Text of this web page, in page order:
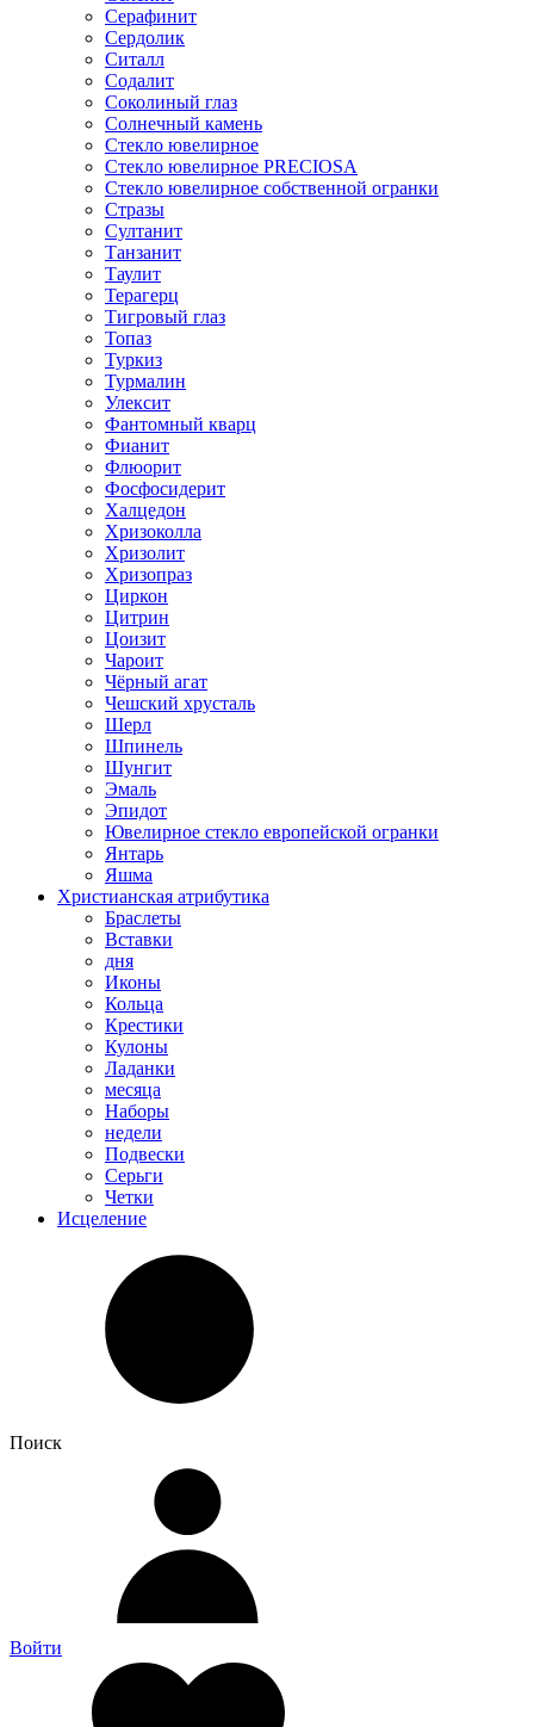
Серафинит
Сердолик
Ситалл
Содалит
Соколиный глаз
Солнечный камень
Стекло ювелирное
Стекло ювелирное PRECIOSA
Стекло ювелирное собственной огранки
Стразы
Султанит
Танзанит
Таулит
Терагерц
Тигровый глаз
Топаз
Туркиз
Турмалин
Улексит
Фантомный кварц
Фианит
Флюорит
Фосфосидерит
Халцедон
Хризоколла
Хризолит
Хризопраз
Циркон
Цитрин
Цоизит
Чароит
Чёрный агат
Чешский хрусталь
Шерл
Шпинель
Шунгит
Эмаль
Эпидот
Ювелирное стекло европейской огранки
Янтарь
Яшма
Христианская атрибутика
Браслеты
Вставки
дня
Иконы
Кольца
Крестики
Кулоны
Ладанки
месяца
Наборы
недели
Подвески
Серьги
Четки
Исцеление
Поиск
Войти